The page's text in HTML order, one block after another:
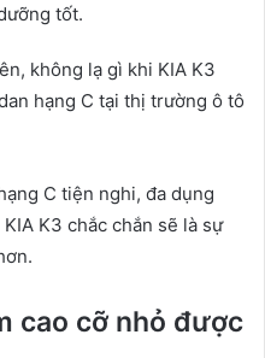
tốt.
không lạ gì khi KIA K3
hạng C tại thị trường ô tô
C tiện nghi, đa dụng
K3 chắc chắn sẽ là sự
cao cỡ nhỏ được